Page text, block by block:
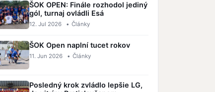
ŠOK OPEN: Finále rozhodol jediný
gól, turnaj ovládli Esá
12. Jul 2026 • Články
ŠOK Open naplní tucet rokov
11. Jun 2026 • Články
Posledný krok zvládlo lepšie LG,